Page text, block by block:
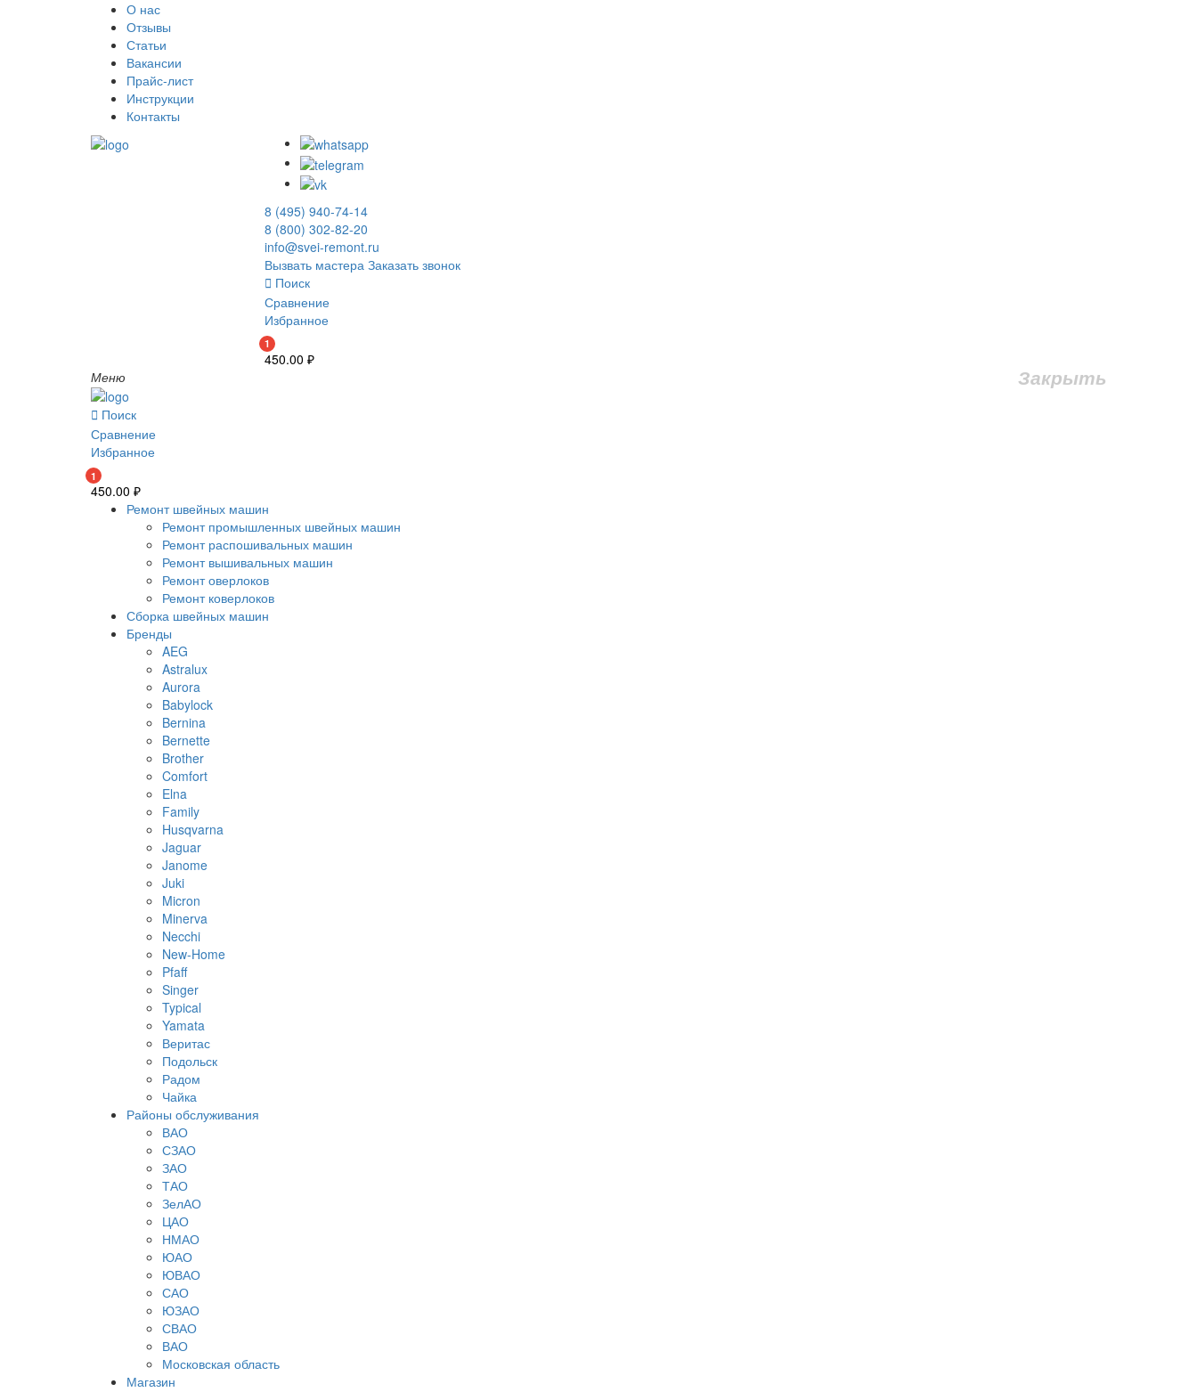
О нас
Отзывы
Статьи
Вакансии
Прайс-лист
Инструкции
Контакты
8 (495) 940-74-14
8 (800) 302-82-20
info@svei-remont.ru
Вызвать мастера Заказать звонок
Поиск
Сравнение
Избранное
1
450.00 ₽
Меню
Закрыть
Поиск
Сравнение
Избранное
1
450.00 ₽
Ремонт швейных машин
Ремонт промышленных швейных машин
Ремонт распошивальных машин
Ремонт вышивальных машин
Ремонт оверлоков
Ремонт коверлоков
Сборка швейных машин
Бренды
AEG
Astralux
Aurora
Babylock
Bernina
Bernette
Brother
Comfort
Elna
Family
Husqvarna
Jaguar
Janome
Juki
Micron
Minerva
Necchi
New-Home
Pfaff
Singer
Typical
Yamata
Веритас
Подольск
Радом
Чайка
Районы обслуживания
ВАО
СЗАО
ЗАО
ТАО
ЗелАО
ЦАО
НМАО
ЮАО
ЮВАО
САО
ЮЗАО
СВАО
ВАО
Московская область
Магазин